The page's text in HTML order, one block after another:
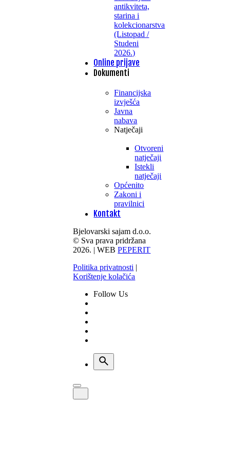
antikviteta,
starina i
kolekcionarstva
(Listopad /
Studeni
2026.)
Online prijave
Dokumenti
Financijska
izvješća
Javna
nabava
Natječaji
Otvoreni
natječaji
Istekli
natječaji
Općenito
Zakoni i
pravilnici
Kontakt
Bjelovarski sajam d.o.o.
© Sva prava pridržana
2026. | WEBPEPERIT
Politika privatnosti |
Korištenje kolačića
Follow Us